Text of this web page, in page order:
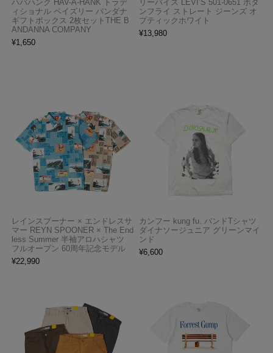
ハバハンク HAV-A-HANK トラデ
ィショナル ペイズリー バンダナ
ギフトボックス 2枚セットTHE B
ANDANNA COMPANY
¥1,650
リーバイス LEVI’S 501-0651 ボタ
ンフライ ストレート ジーンズ オ
プティックホワイト
¥13,980
レインスプーナー × エンドレスサ
マー REYN SPOONER × The End
less Summer 半袖アロハシャツ
フルオープン 60周年記念モデル
¥22,990
カンフー kung fu. バンドTシャツ
ダイナソージュニア グリーンマイ
ンド
¥6,600